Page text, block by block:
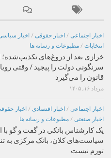
اخبار اجتماعی / اخبار حقوقی / اخبار
انتخابات / مطبوعات و رسانه ها
خرازی بعد از دروغ‌های تکذیب‌شده؛
سرنگونی دولت را پیچید / وقتی
قانون را می‌گیرد
مرداد ۱۶, ۱۴۰۵
اخبار اجتماعی / اخبار اقتصادی / اخبار
اخبار صنعتی / مطبوعات و رسانه ها
یک کارشناس بانکی در گفت و گو با
سیاست‌های کلان، بانک مرکزی به
تورم نیست